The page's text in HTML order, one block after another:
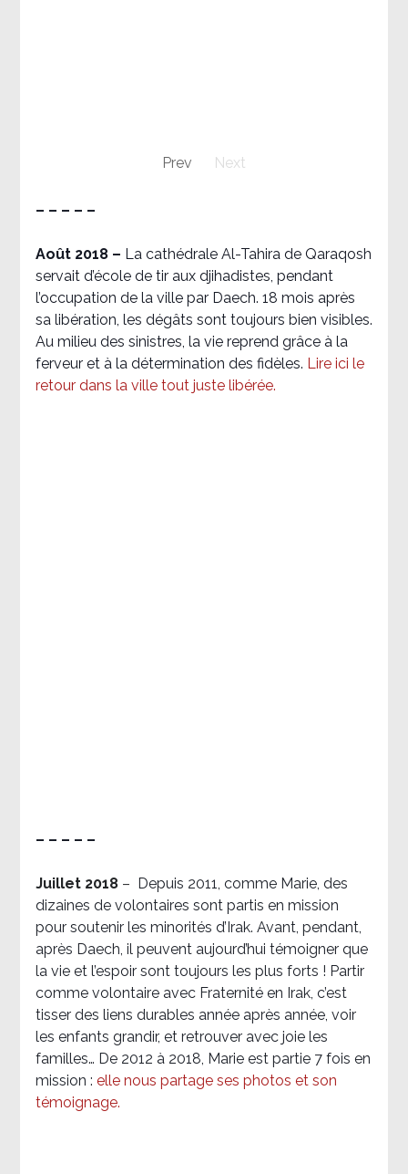
Prev Next
– – – – –
Août 2018 – La cathédrale Al-Tahira de Qaraqosh
servait d’école de tir aux djihadistes, pendant
l’occupation de la ville par Daech. 18 mois après
sa libération, les dégâts sont toujours bien visibles.
Au milieu des sinistres, la vie reprend grâce à la
ferveur et à la détermination des fidèles. Lire ici le
retour dans la ville tout juste libérée.
– – – – –
Juillet 2018 –
Depuis 2011, comme Marie, des
dizaines de volontaires sont partis en mission
pour soutenir les minorités d’Irak. Avant, pendant,
après Daech, il peuvent aujourd’hui témoigner que
la vie et l’espoir sont toujours les plus forts ! Partir
comme volontaire avec Fraternité en Irak, c’est
tisser des liens durables année après année, voir
les enfants grandir, et retrouver avec joie les
familles… De 2012 à 2018, Marie est partie 7 fois en
mission : elle nous partage ses photos et son
témoignage.